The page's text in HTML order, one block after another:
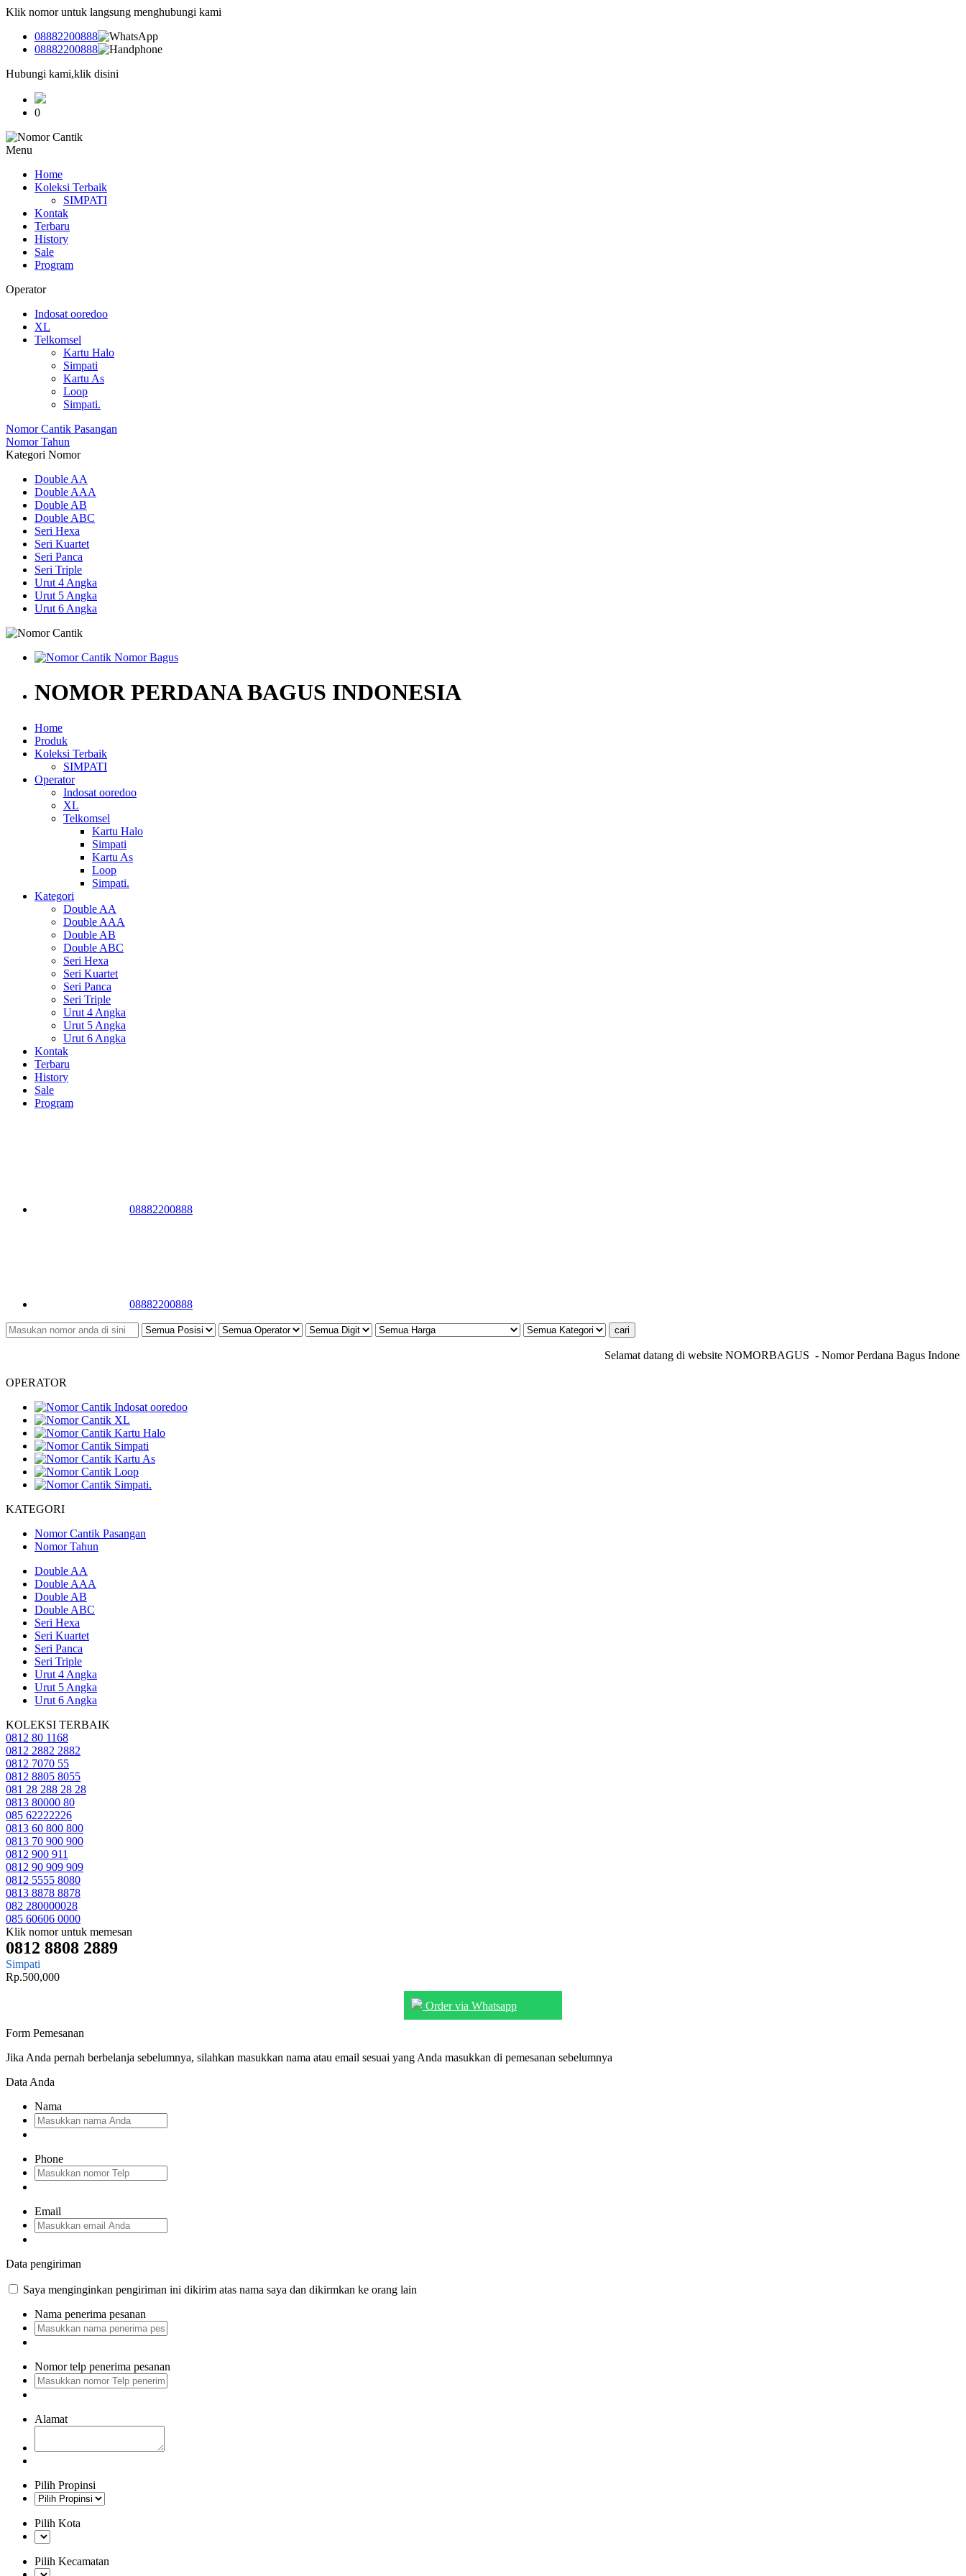
Klik nomor untuk langsung menghubungi kami
08882200888
08882200888
Hubungi kami,klik disini
0
Menu
Home
Koleksi Terbaik
SIMPATI
Kontak
Terbaru
History
Sale
Program
Operator
Indosat ooredoo
XL
Telkomsel
Kartu Halo
Simpati
Kartu As
Loop
Simpati.
Nomor Cantik Pasangan
Nomor Tahun
Kategori Nomor
Double AA
Double AAA
Double AB
Double ABC
Seri Hexa
Seri Kuartet
Seri Panca
Seri Triple
Urut 4 Angka
Urut 5 Angka
Urut 6 Angka
NOMOR PERDANA BAGUS INDONESIA
Home
Produk
Koleksi Terbaik
SIMPATI
Operator
Indosat ooredoo
XL
Telkomsel
Kartu Halo
Simpati
Kartu As
Loop
Simpati.
Kategori
Double AA
Double AAA
Double AB
Double ABC
Seri Hexa
Seri Kuartet
Seri Panca
Seri Triple
Urut 4 Angka
Urut 5 Angka
Urut 6 Angka
Kontak
Terbaru
History
Sale
Program
08882200888
08882200888
Selamat datang di website NOMORBAGUS - Nomor Perdana BagusIndonesia- Info
OPERATOR
KATEGORI
Nomor Cantik Pasangan
Nomor Tahun
Double AA
Double AAA
Double AB
Double ABC
Seri Hexa
Seri Kuartet
Seri Panca
Seri Triple
Urut 4 Angka
Urut 5 Angka
Urut 6 Angka
KOLEKSI TERBAIK
0812 80 1168
0812 2882 2882
0812 7070 55
0812 8805 8055
081 28 288 28 28
0813 80000 80
085 62222226
0813 60 800 800
0813 70 900 900
0812 900 911
0812 90 909 909
0812 5555 8080
0813 8878 8878
082 280000028
085 60606 0000
Klik nomor untuk memesan
0812 8808 2889
Simpati
Rp.500,000
Order via Whatsapp
Form Pemesanan
Jika Anda pernah berbelanja sebelumnya, silahkan masukkan nama atau email sesuai yang Anda masukkan di pemesanan sebelumnya
Data Anda
Nama
Phone
Email
Data pengiriman
Saya menginginkan pengiriman ini dikirim atas nama saya dan dikirmkan ke orang lain
Nama penerima pesanan
Nomor telp penerima pesanan
Alamat
Pilih Propinsi
Pilih Kota
Pilih Kecamatan